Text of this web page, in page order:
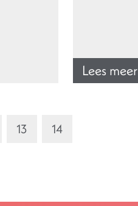
Lees meer
13 14